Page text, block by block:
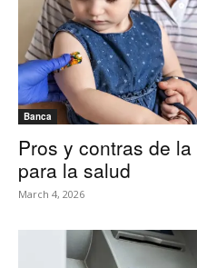
Banca
Pros y contras de
para la salud
March 4, 2026